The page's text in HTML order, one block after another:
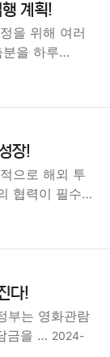
계획!
을 위해 여러
분을 하루…
장!
으로 해외 투
협력이 필수…
다!
부는 영화관람
금을 … 2024-